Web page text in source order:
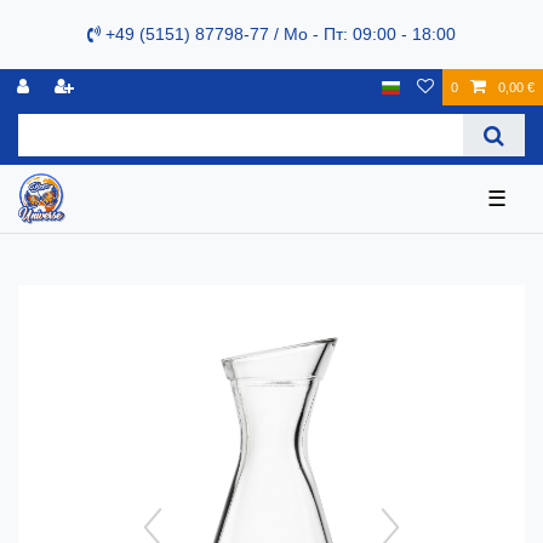
+49 (5151) 87798-77 / Mo - Пт: 09:00 - 18:00
0 0,00 €
☰